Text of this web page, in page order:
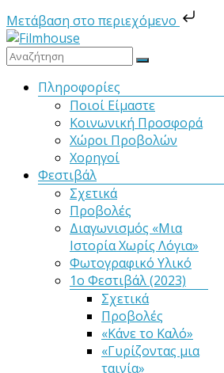
Μετάβαση στο περιεχόμενο
Μετάβαση
στο
Filmhouse
Κινηματογραφική
Καλαμάτας
ΜενούΠληροφορίες
Ποιοί Είμαστε
Κοινωνική Προσφορά
Χώροι Προβολών
Χορηγοί
Φεστιβάλ
Σχετικά
Προβολές
Διαγωνισμός «Μια
Ιστορία Χωρίς Λόγια»
Φωτογραφικό Υλικό
1ο Φεστιβάλ (2023)
Σχετικά
Προβολές
«Κάνε το Καλό»
«Γυρίζοντας μια
ταινία»